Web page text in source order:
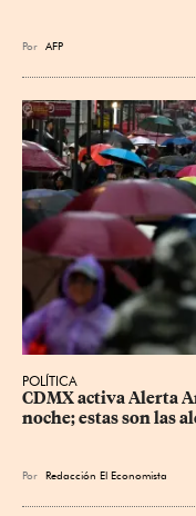
Por AFP
POLÍTICA
CDMX activa Alerta
noche; estas son las
Por Redacción El Economista